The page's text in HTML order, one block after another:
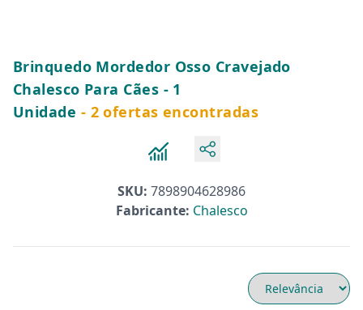
Brinquedo Mordedor Osso Cravejado
Chalesco Para Cães - 1
Unidade - 2 ofertas encontradas
SKU: 7898904628986
Fabricante: Chalesco